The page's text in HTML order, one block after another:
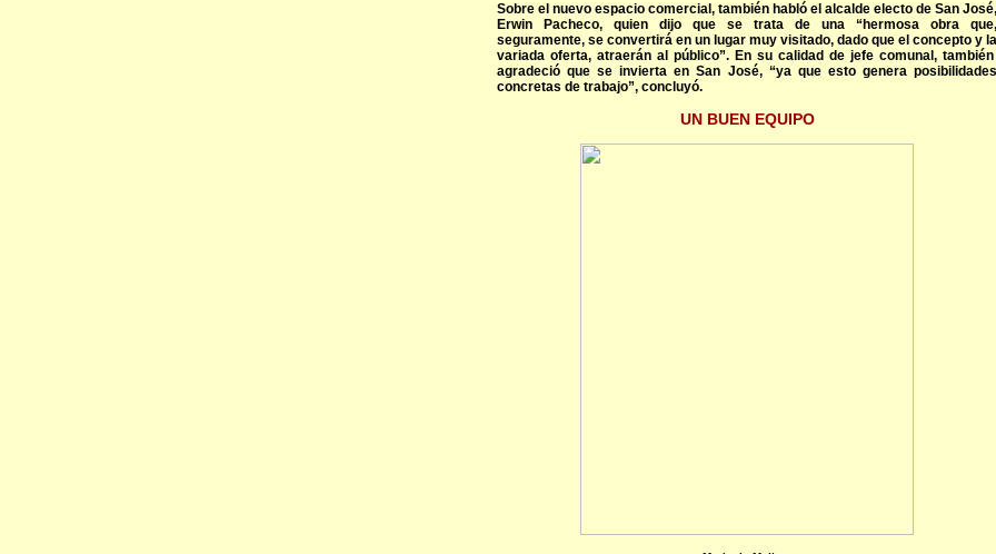
Sobre el nuevo espacio comercial, también habló el alcalde electo de San José,
Erwin Pacheco, quien dijo que se trata de una “hermosa obra que,
seguramente, se convertirá en un lugar muy visitado, dado que el concepto y la
variada oferta, atraerán al público”. En su calidad de jefe comunal, también
agradeció que se invierta en San José, “ya que esto genera posibilidades
concretas de trabajo”, concluyó.
UN BUEN EQUIPO